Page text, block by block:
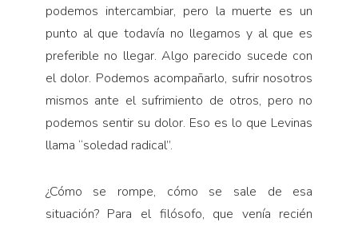
podemos intercambiar, pero la muerte es un
punto al que toda­vía no llegamos y al que es
preferible no llegar. Algo parecido sucede con
el dolor. Podemos acompañarlo, sufrir nosotros
mismos ante el sufrimiento de otros, pero no
podemos sentir su dolor. Eso es lo que Levinas
llama “soledad radical”.
¿Cómo se rompe, cómo se sale de esa
situación? Para el filósofo, que venía recién